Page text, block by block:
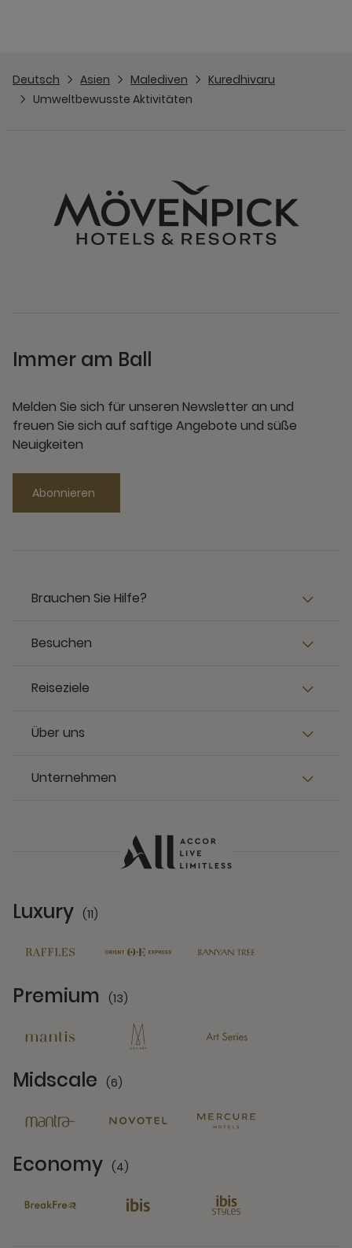
Deutsch Asien Malediven
Kuredhivaru
Umweltbewusste Aktivitäten
Immer am Ball
Melden Sie sich für unseren Newsletter an und
freuen Sie sich auf saftige Angebote und süße
Neuigkeiten
Abonnieren
Brauchen Sie Hilfe?
Besuchen
Reiseziele
Über uns
Unternehmen
Luxury (11)
Premium (13)
Midscale (6)
Economy (4)